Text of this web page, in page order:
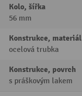
Kolo, šířka
56 mm
Konstrukce, materiál
ocelová trubka
Konstrukce, povrch
s práškovým lakem